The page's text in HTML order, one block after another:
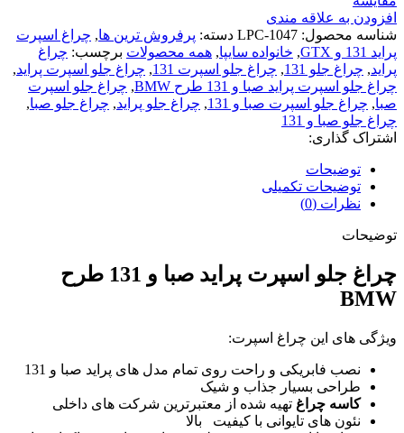
افزودن به علاقه مندی
شناسه محصول: LPC-1047 دسته: پرفروش ترین ها, چراغ اسپرت
پراید 131 و GTX
, خانواده سایپا, همه محصولات برچسب: چراغ
پراید, چراغ جلو 131 , چراغ جلو اسپرت 131 , چراغ جلو اسپرت پراید,
چراغ جلو اسپرت پراید صبا و 131 طرح BMW
, چراغ جلو اسپرت
صبا, چراغ جلو اسپرت صبا و 131 , چراغ جلو پراید, چراغ جلو صبا,
چراغ جلو صبا و 131
اشتراک گذاری:
توضیحات
توضیحات تکمیلی
نظرات (0)
توضیحات
چراغ جلو اسپرت پراید صبا و 131 طرح
BMW
ویژگی های این چراغ اسپرت:
نصب فابریکی و راحت روی تمام مدل های پراید صبا و 131
طراحی بسیار جذاب و شیک
کاسه چراغ تهیه شده از معتبرترین شرکت های داخلی
نئون های تایوانی با کیفیت بالا